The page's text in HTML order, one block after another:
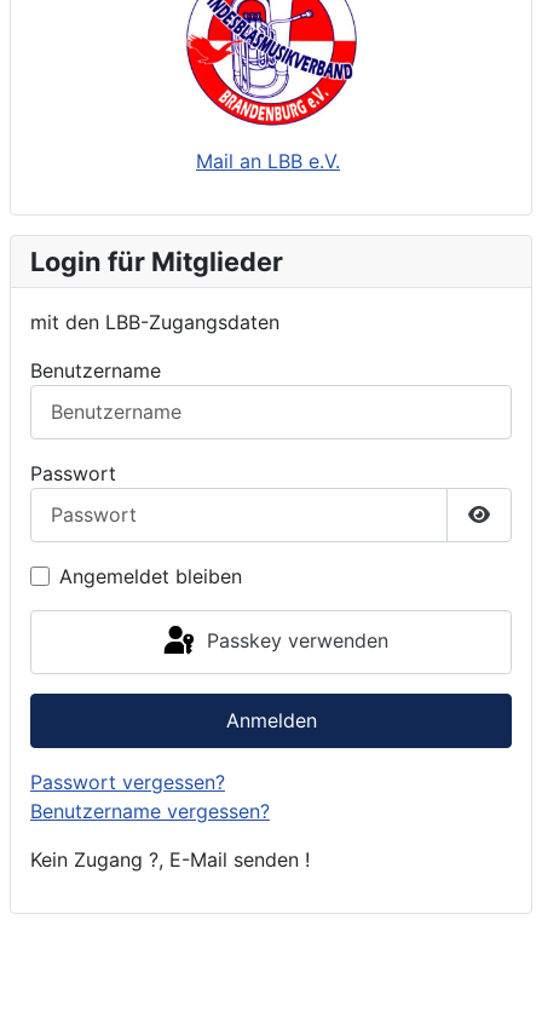
Mail an LBB e.V.
Login für Mitglieder
mit den LBB-Zugangsdaten
Benutzername
Passwort
Angemeldet bleiben
Passkey verwenden
Anmelden
Passwort vergessen?
Benutzername vergessen?
Kein Zugang ?, E-Mail senden !